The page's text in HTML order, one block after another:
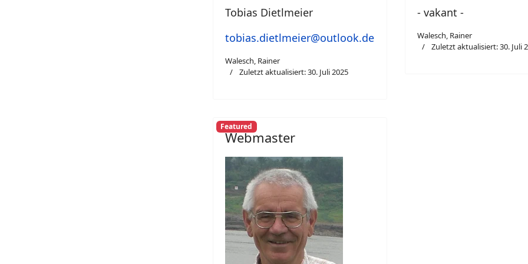
Tobias Dietlmeier
tobias.dietlmeier@outlook.de
Walesch, Rainer
Zuletzt aktualisiert: 30. Juli 2025
- vakant -
Walesch, Rainer
Zuletzt aktualisiert: 30. Juli
Featured
Webmaster